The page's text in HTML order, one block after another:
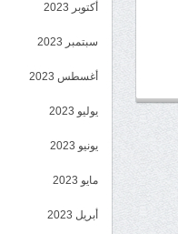
أكتوبر 2023
سبتمبر 2023
أغسطس 2023
يوليو 2023
يونيو 2023
مايو 2023
أبريل 2023